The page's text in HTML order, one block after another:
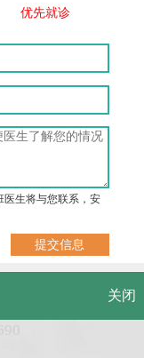
优先就诊
医生将与您联系，安
解放大道479号关闭